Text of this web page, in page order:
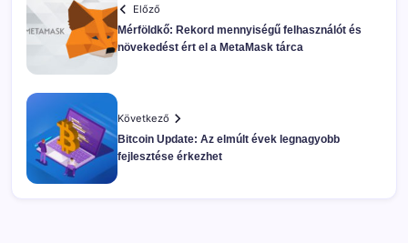
Előző
Mérföldkő: Rekord mennyiségű felhasználót és
növekedést ért el a MetaMask tárca
Következő
Bitcoin Update: Az elmúlt évek legnagyobb
fejlesztése érkezhet